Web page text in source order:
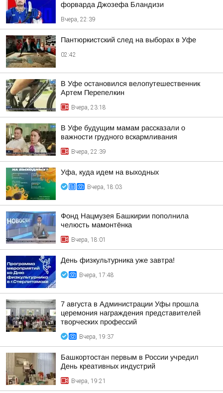
форварда Джозефа Бландизи
Вчера, 22:39
Пантюркистский след на выборах в Уфе
02:42
В Уфе остановился велопутешественник
Артем Перепелкин
Вчера, 23:18
В Уфе будущим мамам рассказали о
важности грудного вскармливания
Вчера, 22:39
Уфа, куда идем на выходных
Вчера, 18:03
Фонд Нацмузея Башкирии пополнила
челюсть мамонтёнка
Вчера, 18:01
День физкультурника уже завтра!
Вчера, 17:48
7 августа в Администрации Уфы прошла
церемония награждения представителей
творческих профессий
Вчера, 19:37
Башкортостан первым в России учредил
День креативных индустрий
Вчера, 19:21